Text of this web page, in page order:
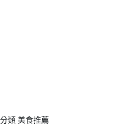
分類 美食推薦